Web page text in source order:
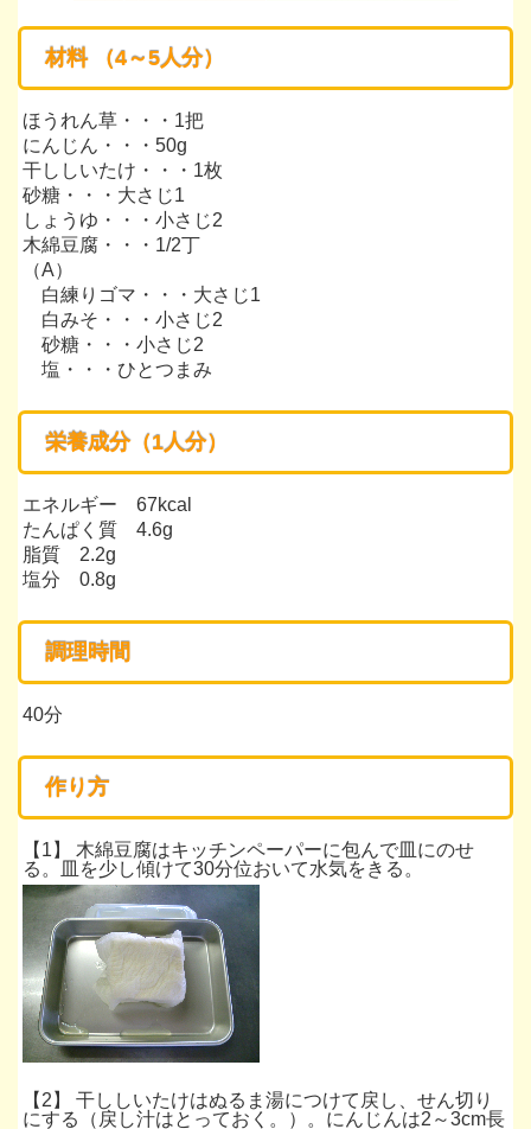
材料 （4～5人分）
ほうれん草・・・1把
にんじん・・・50g
干ししいたけ・・・1枚
砂糖・・・大さじ1
しょうゆ・・・小さじ2
木綿豆腐・・・1/2丁
（A）
白練りゴマ・・・大さじ1
白みそ・・・小さじ2
砂糖・・・小さじ2
塩・・・ひとつまみ
栄養成分（1人分）
エネルギー 67kcal
たんぱく質 4.6g
脂質 2.2g
塩分 0.8g
調理時間
40分
作り方
【1】 木綿豆腐はキッチンペーパーに包んで皿にのせ
る。皿を少し傾けて30分位おいて水気をきる。
【2】 干ししいたけはぬるま湯につけて戻し、せん切り
にする（戻し汁はとっておく。）。にんじんは2～3cm長